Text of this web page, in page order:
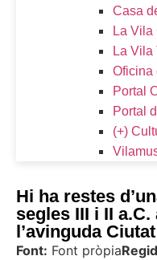
Casa
La Vila
La Vila
Oficina
Portal
Portal
(+)
Hi ha restes
segles III i II
l’avinguda
Font: Font pròpia